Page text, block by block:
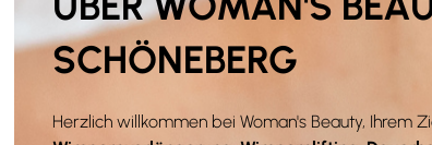
SCHÖNEBERG
Herzlich willkommen bei Woman's Beauty, Ihrem